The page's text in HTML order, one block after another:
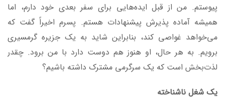
پیوستم. من از قبل ایده‌هایی برای سفر بعدی خود دارم، اما
همیشه آماده پذیرش پیشنهادات هستم. پسرم اخیراً گفت که
می‌خواهد غواصی کند، بنابراین شاید به یک جزیره گرمسیری
برویم. به هر حال، او هنوز هم دوست دارد با من برود. چقدر
لذت‌بخش است که یک سرگرمی مشترک داشته باشیم؟
یک شغل ناشناخته